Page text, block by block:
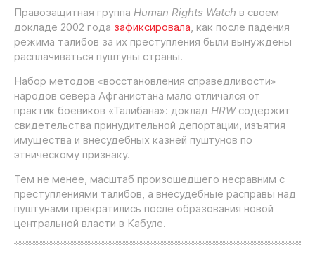
Правозащитная группа Human Rights Watch в своем
докладе 2002 года зафиксировала, как после падения
режима талибов за их преступления были вынуждены
расплачиваться пуштуны страны.
Набор методов «восстановления справедливости»
народов севера Афганистана мало отличался от
практик боевиков «Талибана»: доклад HRW содержит
свидетельства принудительной депортации, изъятия
имущества и внесудебных казней пуштунов по
этническому признаку.
Тем не менее, масштаб произошедшего несравним с
преступлениями талибов, а внесудебные расправы над
пуштунами прекратились после образования новой
центральной власти в Кабуле.